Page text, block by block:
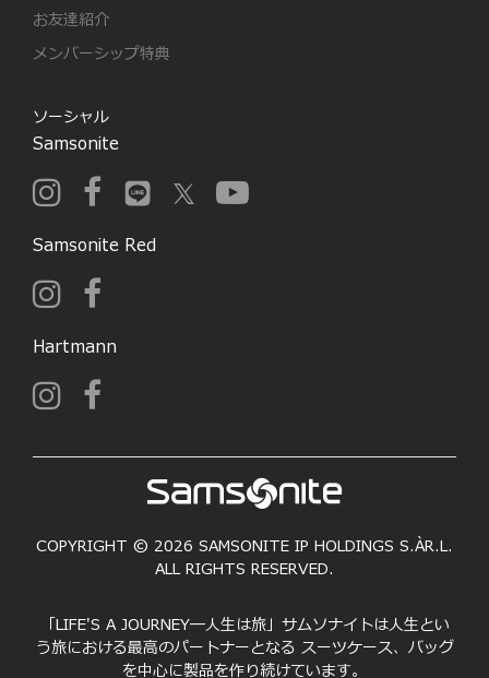
お友達紹介
メンバーシップ特典
ソーシャル
Samsonite
Samsonite Red
Hartmann
COPYRIGHT © 2026 SAMSONITE IP HOLDINGS S.ÀR.L.
ALL RIGHTS RESERVED.
「LIFE'S A JOURNEY―人生は旅」サムソナイトは人生とい
う旅における最高のパートナーとなる スーツケース、バッグ
を中心に製品を作り続けています。